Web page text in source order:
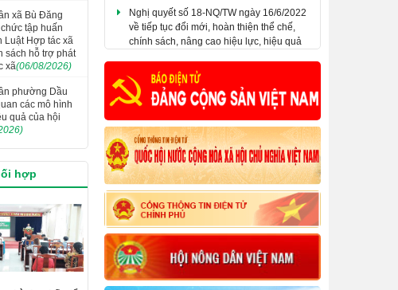
xã Bù Đăng
tập huấn
Luật Hợp tác xã
sách hỗ trợ phát
xã(06/08/2026)
phường Dầu
các mô hình
quả của hội
hợp
chính sách, nâng cao hiệu lực, hiệu quả
quản lý và sử dụng đất, tạo động lực đưa
nước ta trở thành nước phát triển có thu
nhập cao.
Kế hoạch phát triển nông nghiệp ứng
dụng công nghệ cao, nông nghiệp theo
hướng hữu cơ gắn với công nghiệp chế
biến và thị trường tiêu thụ sản phẩm trên
địa bàn tỉnh Đồng Nai đến năm 2025